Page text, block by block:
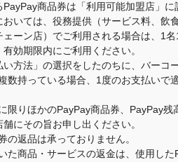
商品券は「利用可能加盟店」
いては、役務提供（サービス料、
ーン店）でご利用される場合は、1
効期限内にご利用ください。
方法」の選択をしたのちに、バーコ
数持っている場合、1度のお支払い
限りほかのPayPay商品券、PayPay
にその旨お申し出ください。
の返品は承っておりません。
た商品・サービスの返金は、使用し